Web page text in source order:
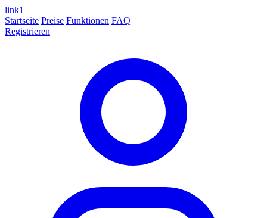
link1
Startseite Preise Funktionen FAQ
Registrieren